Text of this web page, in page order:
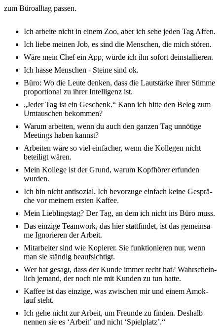
zum Büro­all­tag passen.
Ich arbei­te nicht in einem Zoo, aber ich sehe jeden Tag Affen.
Ich liebe meinen Job, es sind die Menschen, die mich stören.
Wäre mein Chef ein App, würde ich ihn sofort deinstal­lie­ren.
Ich hasse Menschen - Stei­ne sind ok.
Büro: Wo die Leute denken, dass die Laut­stär­ke ihrer Stim­me
propor­tio­nal zu ihrer Intel­li­genz ist.
„Jeder Tag ist ein Geschenk.“ Kann ich bitte den Beleg zum
Umtau­schen bekom­men?
Warum arbei­ten, wenn du auch den ganzen Tag unnö­ti­ge
Meetings haben kannst?
Arbei­ten wäre so viel einfa­cher, wenn die Kolle­gen nicht
betei­ligt wären.
Mein Kolle­ge ist der Grund, warum Kopf­hö­rer erfun­den
wurden.
Ich bin nicht anti­so­zi­al. Ich bevor­zu­ge einfach keine Gesprä­
che vor meinem ersten Kaffee.
Mein Lieb­lings­tag? Der Tag, an dem ich nicht ins Büro muss.
Das einzi­ge Team­work, das hier statt­fin­det, ist das gemein­sa­
me Igno­rie­ren der Arbeit.
Mitar­bei­ter sind wie Kopie­rer. Sie funk­tio­nie­ren nur, wenn
man sie stän­dig beauf­sich­tigt.
Wer hat gesagt, dass der Kunde immer recht hat? Wahr­schein­
lich jemand, der noch nie mit Kunden zu tun hatte.
Kaffee ist das einzi­ge, was zwischen mir und einem Amok­
lauf steht.
Ich gehe nicht zur Arbeit, um Freun­de zu finden. Deshalb
nennen sie es ‘Arbeit’ und nicht ‘Spiel­platz’.“